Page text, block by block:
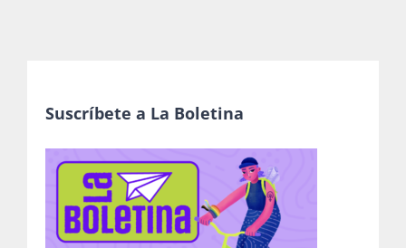
Suscríbete a La Boletina